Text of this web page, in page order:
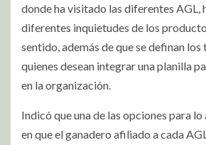
donde ha visitado las diferentes AGL,
diferentes inquietudes de los
sentido, además de que se definan
quienes desean integrar una planilla
en la organización.
Indicó que una de las opciones para
en que el ganadero afiliado a cada